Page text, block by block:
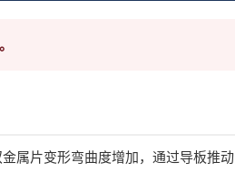
属片变形弯曲度增加，通过导板推动